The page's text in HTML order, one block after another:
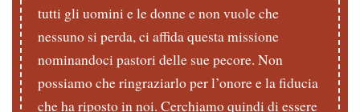
tutti gli uomini e le donne e non vuole che
nessuno si perda, ci affida questa missione
nominandoci pastori delle sue pecore. Non
possiamo che ringraziarlo per l’onore e la fiducia
che ha riposto in noi. Cerchiamo quindi di essere